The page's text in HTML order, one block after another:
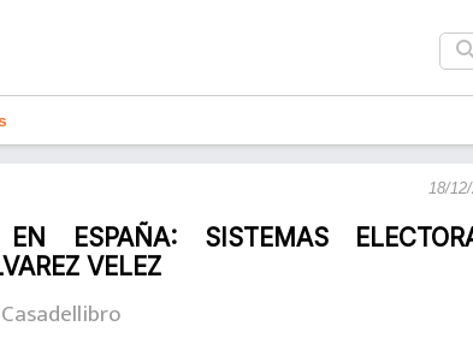
18/
ESPAÑA: SISTEMAS
VELEZ